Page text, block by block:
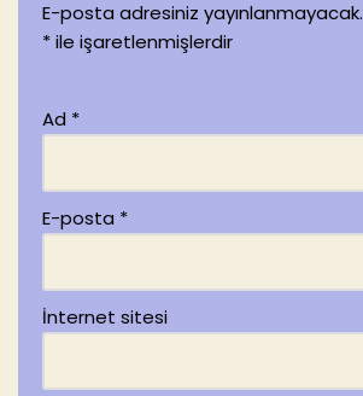
E-posta adresiniz yayınlanmayacak.
*ile işaretlenmişlerdir
Ad *
E-posta *
İnternet sitesi